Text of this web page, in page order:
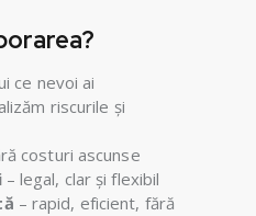
ce nevoi ai
riscurile și
costuri ascunse
– legal, clar și flexibil
– rapid, eficient, fără